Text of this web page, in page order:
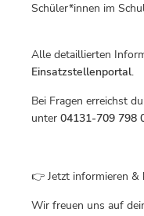
Schüler*innen im
Alle detaillierten
Einsatzstellenportal.
Bei Fragen erreichst
unter 04131-709 798
👉 Jetzt informieren &
Wir freuen uns auf